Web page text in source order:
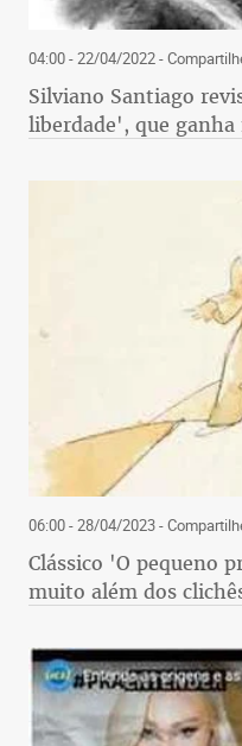
04:00 - 22/04/2022-
Silviano Santiago
liberdade', que ganha
06:00 - 28/04/2023-
Clássico 'O pequeno
muito além dos